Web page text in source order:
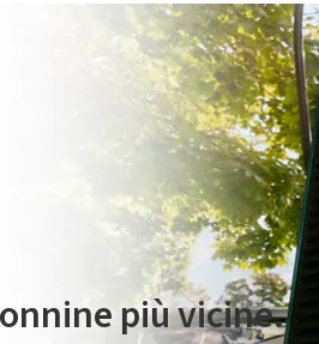
gestito da Plenitude On The Road
più vicine.